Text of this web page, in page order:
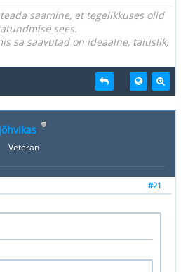
saamine, et tegelikkuses olid
sees.
sa saavutad on ideaalne, täiuslik,
Jõhvikas
Veteran
#21